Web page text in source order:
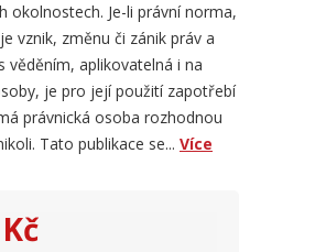
okolnostech. Je-li právní norma,
vznik, změnu či zánik práv a
věděním, aplikovatelná i na
je pro její použití zapotřebí
právnická osoba rozhodnou
Tato publikace se... Více